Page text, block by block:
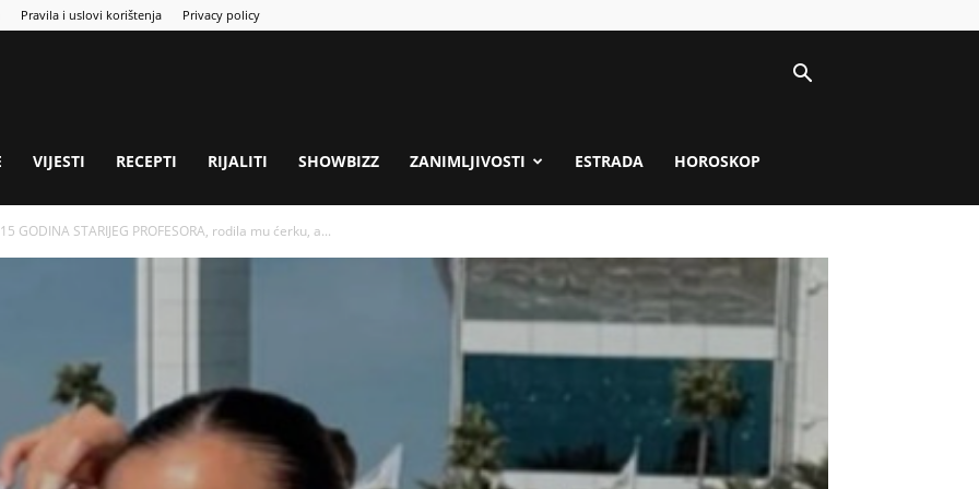
Pravila i uslovi korištenja Privacy policy
VIJESTI RECEPTI RIJALITI SHOWBIZZ ZANIMLJIVOSTI ESTRADA HOROSKOP
GODINA STARIJEG PROFESORA, rodila mu ćerku, a...